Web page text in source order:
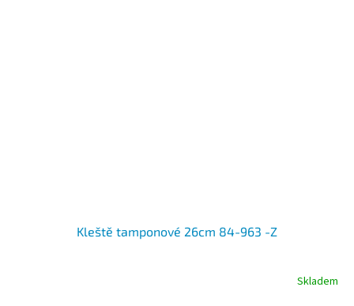
Kleště tamponové 26cm 84-963 -Z
Skladem